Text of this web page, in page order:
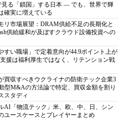
見る「鎖国」する日本 ― でも、世界で輝
確実に増えている
リ市場展望：DRAM供給不足の長期化と
供給緩和が及ぼすクラウド設備投資への
すい職場」で定着意向が44.9ポイント上が
援は福利厚生ではなく、リテンション戦
買収すべきウクライナの防衛テック企業3
型M&Aの方法論で特定、買収金額を割り
スタディ
AI「物流テック」米、欧、中、日、シン
ユースケースとプレイヤーまとめ